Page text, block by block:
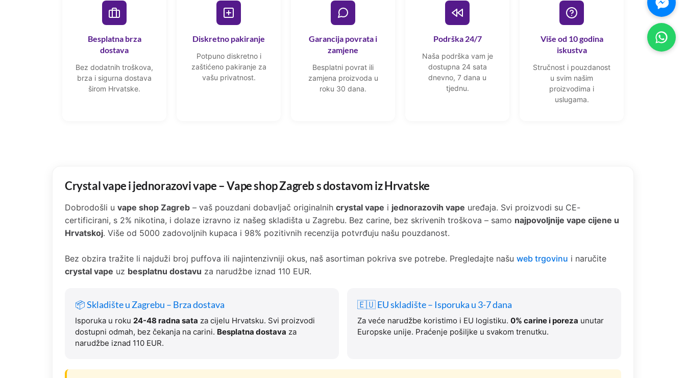
Besplatna brza
dostava
Bez dodatnih troškova,
brza i sigurna dostava
širom Hrvatske.
Diskretno pakiranje
Potpuno diskretno i
zaštićeno pakiranje za
vašu privatnost.
Garancija povrata i
zamjene
Besplatni povrat ili
zamjena proizvoda u
roku 30 dana.
Podrška 24/7
Naša podrška vam je
dostupna 24 sata
dnevno, 7 dana u
tjednu.
Više od 10 godina
iskustva
Stručnost i pouzdanost
u svim našim
proizvodima i
uslugama.
Crystal vape i jednorazovi vape – Vape shop Zagreb s dostavom iz Hrvatske
Dobrodošli u vape shop Zagreb – vaš pouzdani dobavljač originalnih crystal vape i jednorazovih vape uređaja. Svi proizvodi su CE-
certificirani, s 2% nikotina, i dolaze izravno iz našeg skladišta u Zagrebu. Bez carine, bez skrivenih troškova – samo najpovoljnije vape cijene u
Hrvatskoj. Više od 5000 zadovoljnih kupaca i 98% pozitivnih recenzija potvrđuju našu pouzdanost.
Bez obzira tražite li najduži broj puffova ili najintenzivniji okus, naš asortiman pokriva sve potrebe. Pregledajte našu web trgovinu i naručite
crystal vape uz besplatnu dostavu za narudžbe iznad 110 EUR.
📦 Skladište u Zagrebu – Brza dostava
Isporuka u roku 24-48 radna sata za cijelu Hrvatsku. Svi proizvodi
dostupni odmah, bez čekanja na carini. Besplatna dostava za
narudžbe iznad 110 EUR.
🇪🇺 EU skladište – Isporuka u 3-7 dana
Za veće narudžbe koristimo i EU logistiku. 0% carine i poreza unutar
Europske unije. Praćenje pošiljke u svakom trenutku.